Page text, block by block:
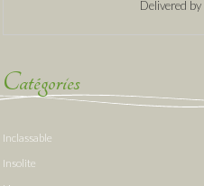
Delivered by
Catégories
Inclassable
Insolite